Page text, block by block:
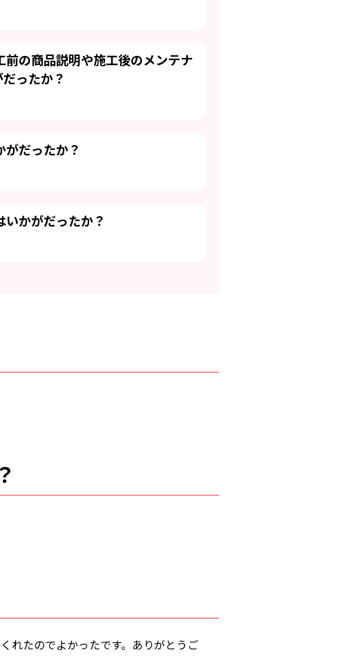
の商品説明や施工後のメンテナ
ったか？
だったか？
かがだったか？
れたのでよかったです。ありがとうご